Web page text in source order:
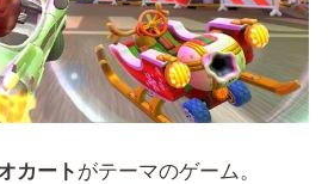
カート がテーマのゲーム。